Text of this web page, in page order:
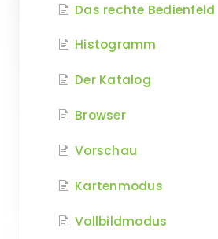
Das rechte Bedienfeld
Histogramm
Der Katalog
Browser
Vorschau
Kartenmodus
Vollbildmodus